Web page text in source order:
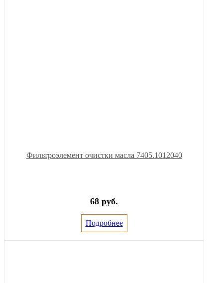
Фильтроэлемент очистки масла 7405.1012040
68 руб.
Подробнее